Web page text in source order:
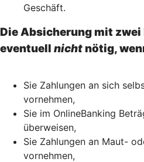
Geschäft.
Die Absicherung mit zwei
eventuell nicht nötig,
Sie Zahlungen an sich
vornehmen,
Sie im OnlineBanking
überweisen,
Sie Zahlungen an Maut-
vornehmen,